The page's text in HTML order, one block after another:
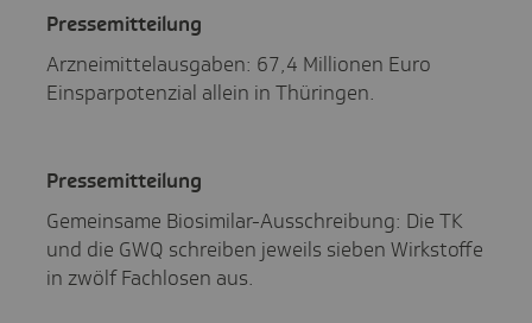
Pres­se­mit­tei­lung
Arzneimittelausgaben: 67,4 Millionen Euro
Einsparpotenzial allein in Thüringen.
Pres­se­mit­tei­lung
Gemeinsame Biosimilar-Ausschreibung: Die TK
und die GWQ schreiben jeweils sieben Wirkstoffe
in zwölf Fachlosen aus.